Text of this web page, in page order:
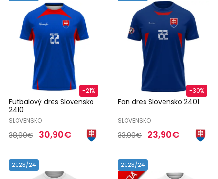
-21%
Futbalový dres Slovensko
2410
SLOVENSKO
38,90€ 30,90€
-30%
Fan dres Slovensko 2401
SLOVENSKO
33,90€ 23,90€
2023/24 2023/24